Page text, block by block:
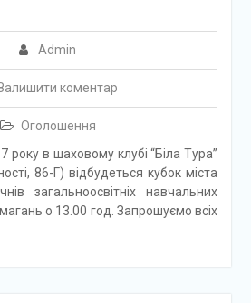
Admin
коментар
Оголошення
року в шаховому клубі “Біла Тура”
86-Г) відбудеться кубок міста
загальноосвітніх навчальних
о 13.00 год. Запрошуємо всіх